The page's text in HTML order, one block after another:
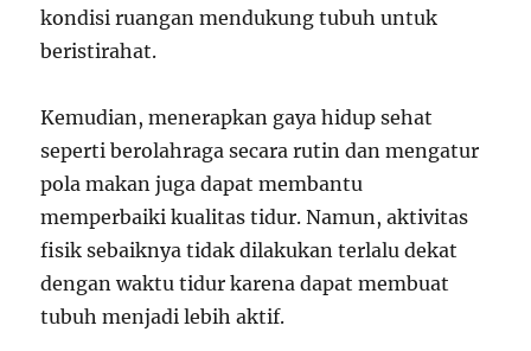
kondisi ruangan mendukung tubuh untuk
beristirahat.
Kemudian, menerapkan gaya hidup sehat
seperti berolahraga secara rutin dan mengatur
pola makan juga dapat membantu
memperbaiki kualitas tidur. Namun, aktivitas
fisik sebaiknya tidak dilakukan terlalu dekat
dengan waktu tidur karena dapat membuat
tubuh menjadi lebih aktif.